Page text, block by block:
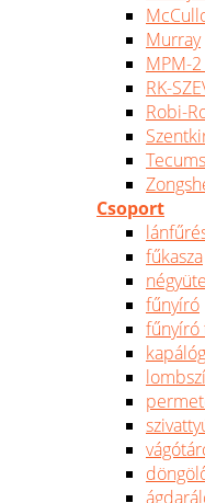
Murray
MPM-
RK-
Robi-
Csoport
fűkasza
fűnyíró
fűnyíró